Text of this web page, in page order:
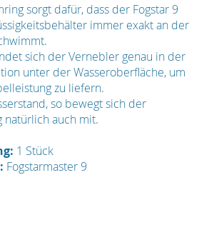
sorgt dafür, dass der Fogstar 9
immer exakt an der
sich der Vernebler genau in der
unter der Wasseroberfläche, um
zu liefern.
so bewegt sich der
natürlich auch mit.
1 Stück
Fogstarmaster 9